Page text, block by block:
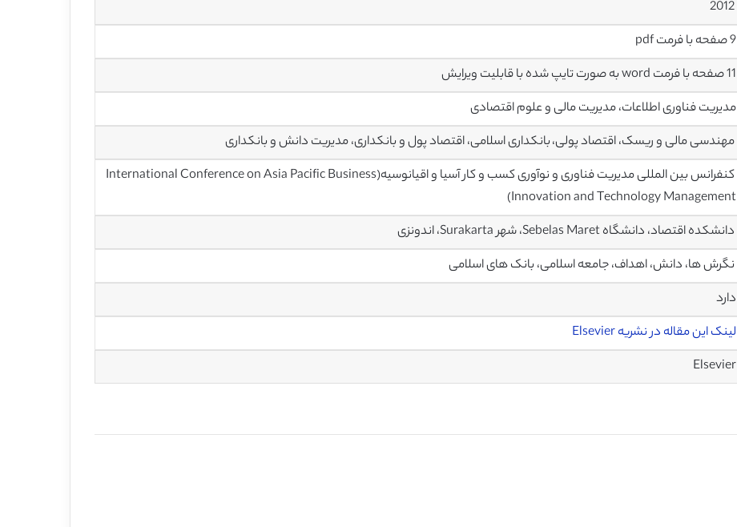
9 صفحه با فرمت pdf
11 صفحه با فرمت word به صورت تایپ شده با قابلیت ویرایش
مدیریت فناوری اطلاعات، مدیریت مالی و علوم اقتصادی
مهندسی مالی و ریسک، اقتصاد پولی، بانکداری اسلامی، اقتصاد پول و بانکداری، مدیریت دانش و بانکداری
کنفرانس بین المللی مدیریت فناوری و نوآوری کسب و کار آسیا و اقیانوسیه(International Conference on Asia Pacific Business
Innovation and Technology Management)
دانشکده اقتصاد، دانشگاه Sebelas Maret، شهر Surakarta، اندونزی
نگرش ها، دانش، اهداف، جامعه اسلامی، بانک های اسلامی
دارد
لینک این مقاله در نشریه Elsevier
Elsevier